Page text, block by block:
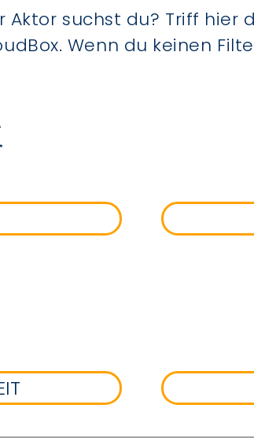
Aktor suchst du? Triff
Wenn du keinen